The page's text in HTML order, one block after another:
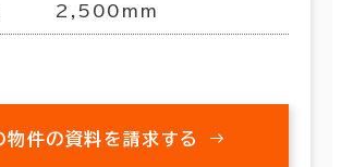
2,500mm
物件の資料を請求する